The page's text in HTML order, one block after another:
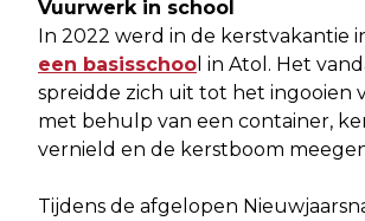
Vuurwerk in school
In 2022 werd in de kerstvakantie
een basisschoo l in Atol. Het
spreidde zich uit tot het ingooien
met behulp van een container,
vernield en de kerstboom
Tijdens de afgelopen